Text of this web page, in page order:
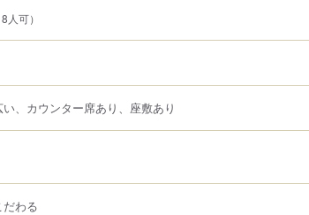
人可）
、カウンター席あり、座敷あり
わる